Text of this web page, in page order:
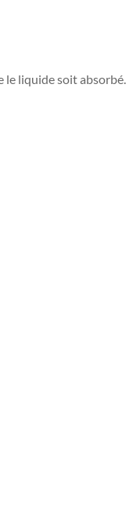
le liquide soit absorbé.